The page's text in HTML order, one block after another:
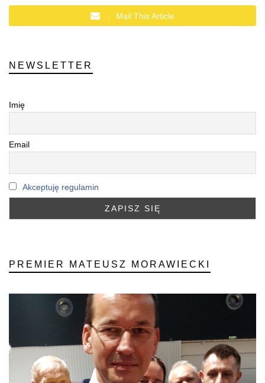
Mail This Article
NEWSLETTER
Imię
Email
Akceptuję regulamin
PREMIER MATEUSZ MORAWIECKI